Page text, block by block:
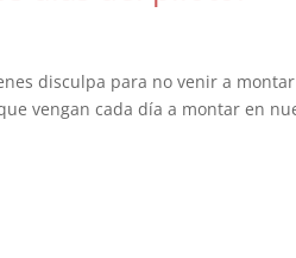
disculpa para no venir a
vengan cada día a montar en